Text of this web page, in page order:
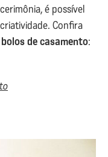
é possível
Confira
bolos de casamento: